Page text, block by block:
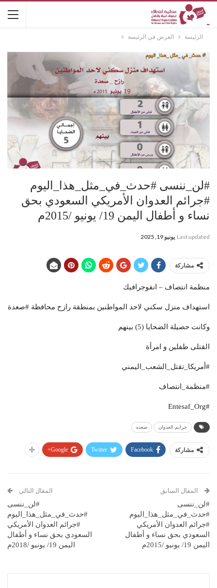
الرئيسة العرض في الرئيسة
#لن_ننسى #حدث_في_مثل_هذا_اليوم
#جرائم العدوان الأمريكي السعودي بحق
نساء و أطفال اليمن 19/ يونيو /2015م
Last updated يونيو 19, 2025
مشاركة
منظمة انتصاف – انفوجرافيك
استهداف منزل سكني لاحد المواطنين بمنطقة رازح محافظة #صعدة
وكانت حصيلة الضحايا (5) بينهم
القتلى طفلين و امرأة
#أمريكا_تقتل_الشعب_اليمني
#منظمة_انتصاف
#Entesaf_Org
جرايم العدوان صعده
مشاركة Facebook
Twitter
Google+
المقال السابق
#لن_ننسى
#حدث_في_مثل_هذا_اليوم
#جرائم العدوان الأمريكي
السعودي بحق نساء و أطفال
اليمن 19/ يونيو /2015م
المقال التالي
#لن_ننسى
#حدث_في_مثل_هذا_اليوم
#جرائم العدوان الأمريكي
السعودي بحق نساء و أطفال
اليمن 19/ يونيو /2018م